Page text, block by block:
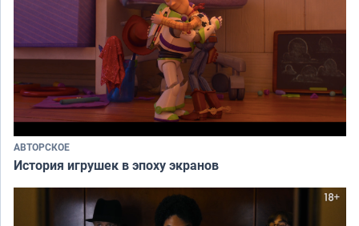
АВТОРСКОЕ
История игрушек в эпоху экранов